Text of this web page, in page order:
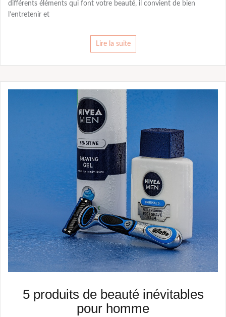
différents éléments qui font votre beauté, il convient de bien
l’entretenir et
Lire la suite
5 produits de beauté inévitables
pour homme